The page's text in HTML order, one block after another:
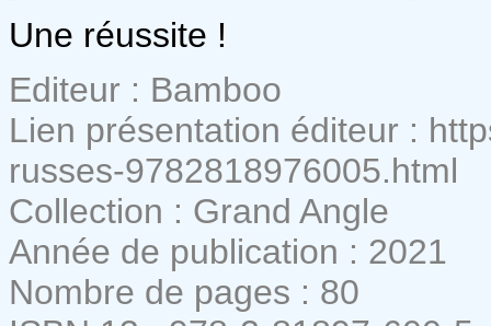
Une réussite !
Editeur : Bamboo
Lien présentation éditeur :
russes-9782818976005.html
Collection : Grand Angle
Année de publication : 2021
Nombre de pages : 80